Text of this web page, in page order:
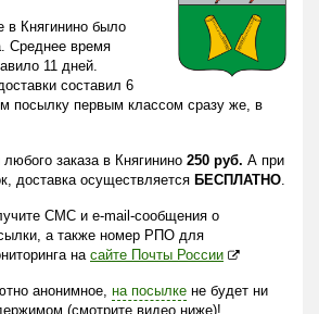
в Княгинино было
Среднее время
11 дней.
составил 6
посылку первым классом сразу же, в
заказа в Княгинино 250 руб. А при
доставка осуществляется БЕСПЛАТНО.
СМС и e-mail-сообщения о
а также номер РПО для
на сайте Почты России
анонимное, на посылке не будет ни
(смотрите видео ниже)!